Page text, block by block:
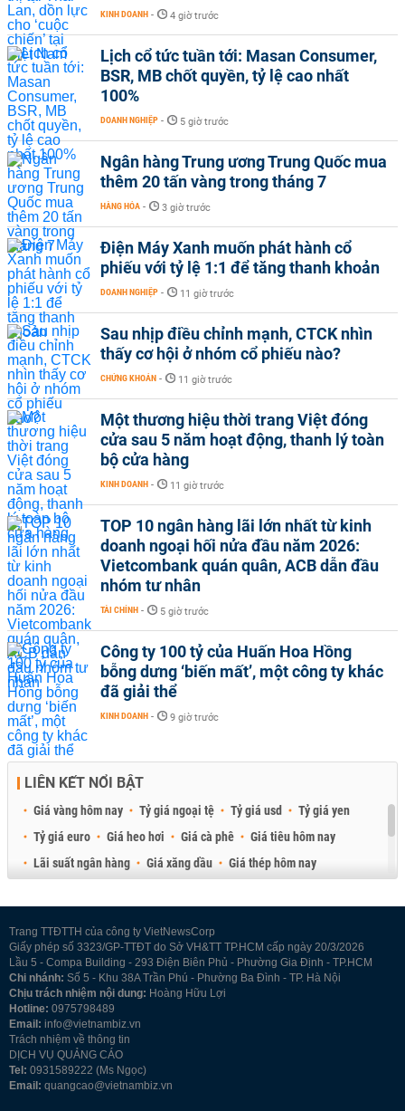
KINH DOANH - 4 giờ trước
Lịch cổ tức tuần tới: Masan Consumer,
BSR, MB chốt quyền, tỷ lệ cao nhất
100%
DOANH NGHIỆP - 5 giờ trước
Ngân hàng Trung ương Trung Quốc mua
thêm 20 tấn vàng trong tháng 7
HÀNG HÓA - 3 giờ trước
Điện Máy Xanh muốn phát hành cổ
phiếu với tỷ lệ 1:1 để tăng thanh khoản
DOANH NGHIỆP - 11 giờ trước
Sau nhịp điều chỉnh mạnh, CTCK nhìn
thấy cơ hội ở nhóm cổ phiếu nào?
CHỨNG KHOÁN - 11 giờ trước
Một thương hiệu thời trang Việt đóng
cửa sau 5 năm hoạt động, thanh lý toàn
bộ cửa hàng
KINH DOANH - 11 giờ trước
TOP 10 ngân hàng lãi lớn nhất từ kinh
doanh ngoại hối nửa đầu năm 2026:
Vietcombank quán quân, ACB dẫn đầu
nhóm tư nhân
TÀI CHÍNH - 5 giờ trước
Công ty 100 tỷ của Huấn Hoa Hồng
bỗng dưng ‘biến mất’, một công ty khác
đã giải thể
KINH DOANH - 9 giờ trước
LIÊN KẾT NỔI BẬT
Giá vàng hôm nay Tỷ giá ngoại tệ Tỷ giá usd
Tỷ giá yen
Tỷ giá euro
Giá heo hơi Giá cà phê
Giá tiêu hôm nay
Lãi suất ngân hàng
Giá xăng dầu
Giá thép hôm nay
Trang TTĐTTH của công ty VietNewsCorp
Giấy phép số 3323/GP-TTĐT do Sở VH&TT TP.HCM cấp ngày 20/3/2026
Lầu 5 - Compa Building - 293 Điện Biên Phủ - Phường Gia Định - TP.HCM
Chi nhánh: Số 5 - Khu 38A Trần Phú - Phường Ba Đình - TP. Hà Nội
Chịu trách nhiệm nội dung: Hoàng Hữu Lợi
Hotline: 0975798489
Email: info@vietnambiz.vn
Trách nhiệm về thông tin
DỊCH VỤ QUẢNG CÁO
Tel: 0931589222 (Ms Ngọc)
Email: quangcao@vietnambiz.vn